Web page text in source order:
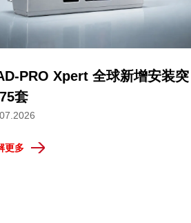
PRO Xpert 全球新增安装突
套
更多